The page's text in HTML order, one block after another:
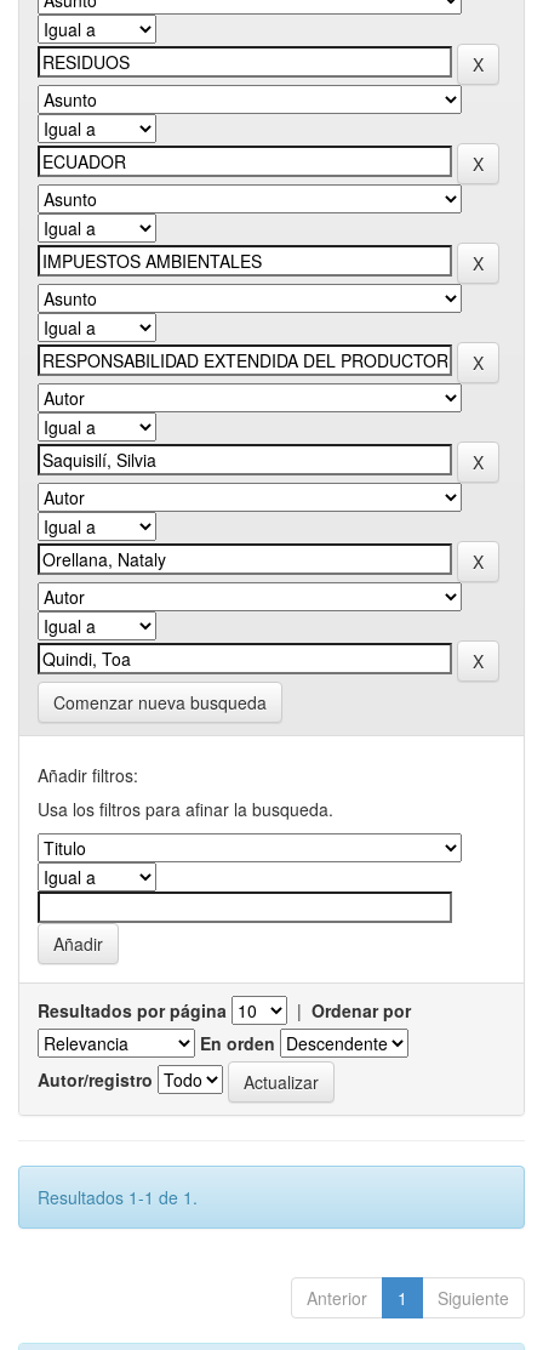
Comenzar nueva busqueda
Añadir filtros:
Usa los filtros para afinar la busqueda.
Resultados por página | Ordenar por
En orden
Autor/registro
Resultados 1-1 de 1.
Anterior 1 Siguiente